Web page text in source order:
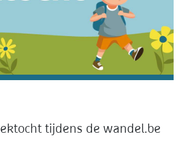
tijdens de wandel.be